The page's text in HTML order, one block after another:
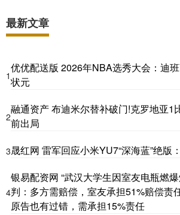
最新文章
1
优优配送版 2026年NBA选秀大会：迪
状元
2
融通资产 布迪米尔替补破门!克罗地亚1
前出局
3晟红网 雷军回应小米YU7“深海蓝”绝版
4
银易配资网 “武汉大学生因室友电瓶燃
判：多方需赔偿，室友承担51%赔偿责
原告也有过错，需承担15%责任